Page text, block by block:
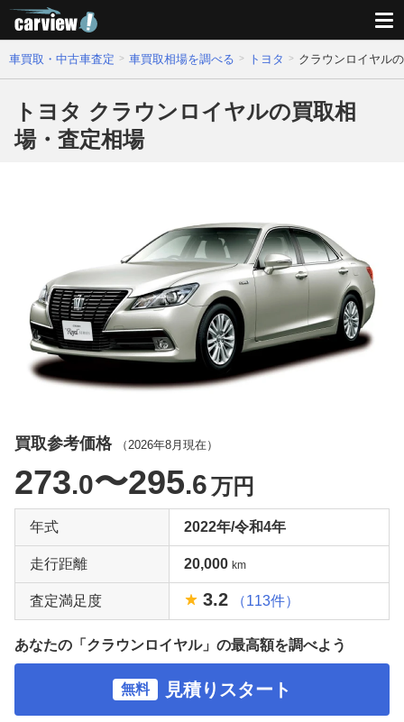
車買取・中古車査定 車買取相場を調べる トヨタ クラウンロイヤル
トヨタ クラウンロイヤルの買取相
場・査定相場
買取参考価格 （ 2026年8月 現在）
273.0〜295.6万円
年式 2022年/令和4年
走行距離 20,000 km
査定満足度 3.2 （113件）
あなたの「クラウンロイヤル」の最高額を調べよう
無料 見積りスタート